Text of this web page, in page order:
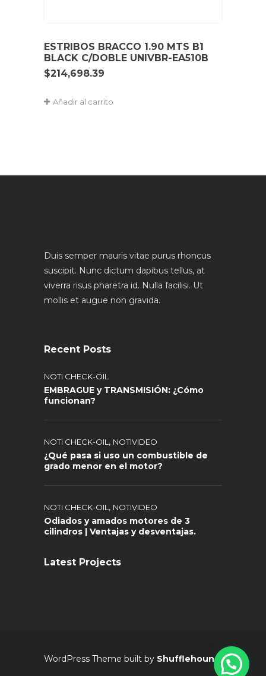
ESTRIBOS BRACCO 1.90 MTS B1
BLACK C/DOBLE UNIVBR-EA510B
$214,698.39
Añadir al carrito
Duis semper mauris vitae purus rhoncus
suscipit. Nunc dictum dapibus tellus, at
viverra risus pharetra id. Nulla facilisi. Ut
mollis et augue non gravida.
Recent Posts
NOTI CHECK-OIL
EMBRAGUE y TRANSMISIÓN: ¿Cómo
funcionan?
NOTI CHECK-OIL , NOTIVIDEO
¿Qué pasa si uso un combustible de
grado menor en el motor?
NOTI CHECK-OIL , NOTIVIDEO
Odiados y amados motores de 3
cilindros | Ventajas y desventajas.
Latest Projects
WordPress Theme built by Shufflehound .